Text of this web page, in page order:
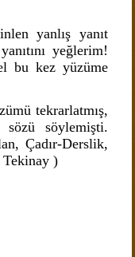
yanlış yanıt
yeğlerim!
bu kez yüzüme
tekrarlatmış,
sözü söylemişti.
Çadır-Derslik,
Tekinay )